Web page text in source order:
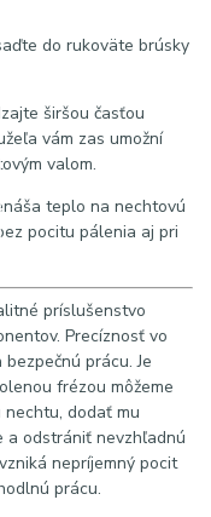
do rukoväte brúsky
širšou časťou
vám zas umožní
valom.
teplo na nechtovú
pocitu pálenia aj pri
príslušenstvo
Precíznosť vo
bezpečnú prácu.Je
frézou môžeme
dodať mu
a odstrániť nevzhľadnú
nepríjemný pocit
prácu.